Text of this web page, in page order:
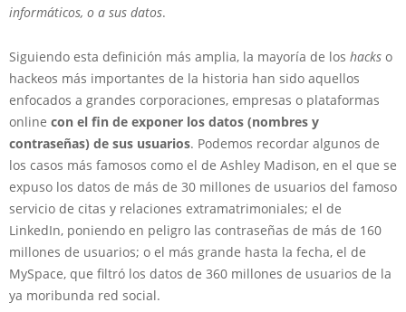
informáticos, o a sus datos.
Siguiendo esta definición más amplia, la mayoría de los hacks o
hackeos más importantes de la historia han sido aquellos
enfocados a grandes corporaciones, empresas o plataformas
online con el fin de exponer los datos (nombres y
contraseñas) de sus usuarios. Podemos recordar algunos de
los casos más famosos como el de Ashley Madison, en el que se
expuso los datos de más de 30 millones de usuarios del famoso
servicio de citas y relaciones extramatrimoniales; el de
LinkedIn, poniendo en peligro las contraseñas de más de 160
millones de usuarios; o el más grande hasta la fecha, el de
MySpace, que filtró los datos de 360 millones de usuarios de la
ya moribunda red social.